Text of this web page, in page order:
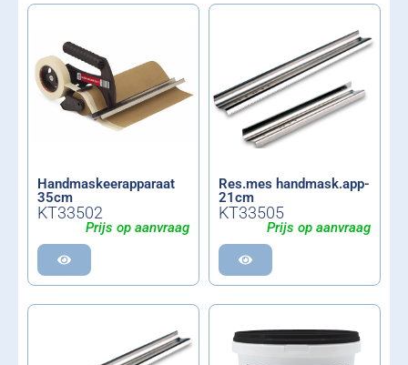
Handmaskeerapparaat
35cm
KT33502
Prijs op aanvraag
Res.mes handmask.app-
21cm
KT33505
Prijs op aanvraag